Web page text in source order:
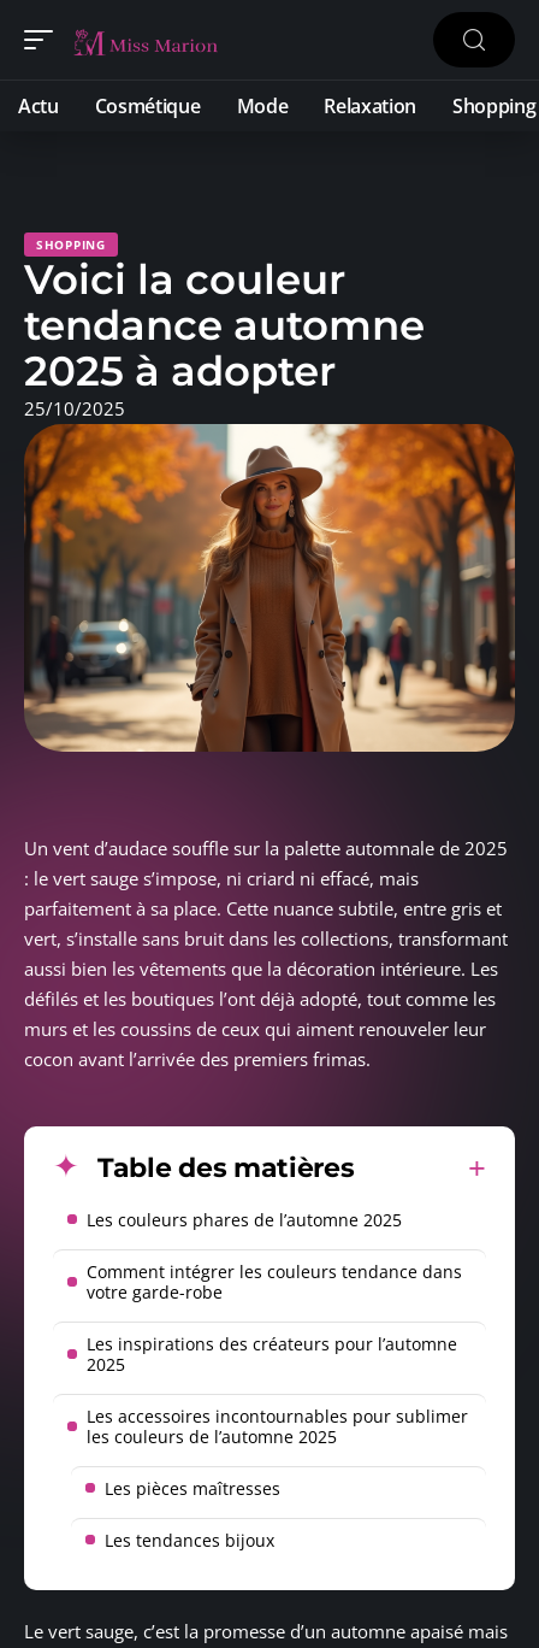
Actu Cosmétique Mode Relaxation Shopping
SHOPPING
Voici la couleur
tendance automne
2025 à adopter
25/10/2025
Un vent d’audace souffle sur la palette automnale de 2025
: le vert sauge s’impose, ni criard ni effacé, mais
parfaitement à sa place. Cette nuance subtile, entre gris et
vert, s’installe sans bruit dans les collections, transformant
aussi bien les vêtements que la décoration intérieure. Les
défilés et les boutiques l’ont déjà adopté, tout comme les
murs et les coussins de ceux qui aiment renouveler leur
cocon avant l’arrivée des premiers frimas.
Table des matières
Les couleurs phares de l’automne 2025
Comment intégrer les couleurs tendance dans
votre garde-robe
Les inspirations des créateurs pour l’automne
2025
Les accessoires incontournables pour sublimer
les couleurs de l’automne 2025
Les pièces maîtresses
Les tendances bijoux
Le vert sauge, c’est la promesse d’un automne apaisé mais